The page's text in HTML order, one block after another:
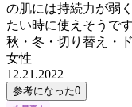
の肌には持続力が弱
たい時に使えそうです
秋・冬・切り替え・
女性
12.21.2022
参考になった0